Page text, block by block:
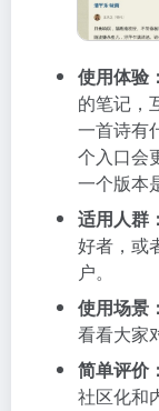
使用体验：
的笔记，
一首诗有
个入口会
一个版本
适用人群：
好者，或
户。
使用场景：
看看大家
简单评价：
社区化和